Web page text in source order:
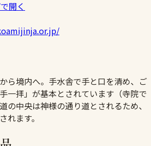
開く
ら境内へ。手水舎で手と口を清め、ご
一拝」が基本とされています（寺院で
の中央は神様の通り道とされるため、
れます。